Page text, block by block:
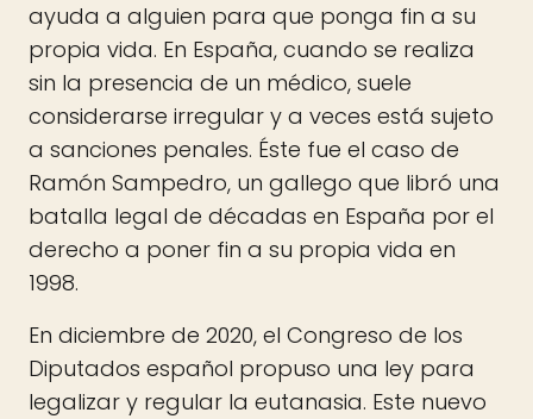
ayuda a alguien para que ponga fin a su
propia vida. En España, cuando se realiza
sin la presencia de un médico, suele
considerarse irregular y a veces está sujeto
a sanciones penales. Éste fue el caso de
Ramón Sampedro, un gallego que libró una
batalla legal de décadas en España por el
derecho a poner fin a su propia vida en
1998.
En diciembre de 2020, el Congreso de los
Diputados español propuso una ley para
legalizar y regular la eutanasia. Este nuevo